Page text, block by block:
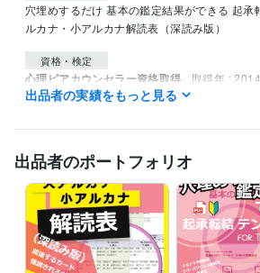
穴埋めするだけ 基本の鑑定結果ができる 起承
ルカナ・小アルカナ解読表（深読み版）
資格・検定
心理ピアカウンセラー資格取得 取得年 :
占い メール鑑定（1,000文字以上）
出品者の実績をもっと見る
出品者のポートフォリオ